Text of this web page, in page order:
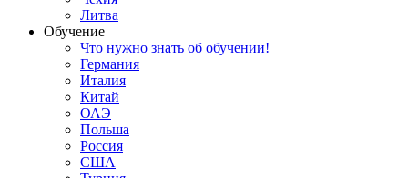
Литва
Обучение
Что нужно знать об обучении!
Германия
Италия
Китай
ОАЭ
Польша
Россия
США